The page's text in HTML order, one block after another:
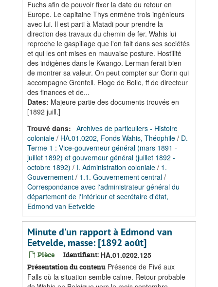
Fuchs afin de pouvoir fixer la date du retour en
Europe. Le capitaine Thys enmène trois ingénieurs
avec lui. Il est parti à Matadi pour prendre la
direction des travaux du chemin de fer. Wahis lui
reproche le gaspillage que l'on fait dans ses sociétés
et qui les ont mises en mauvaise posture. Hostilité
des indigènes dans le Kwango. Lerman ferait bien
de montrer sa valeur. On peut compter sur Gorin qui
accompagne Grenfell. Eloge de Bolle, ff de directeur
des finances et de...
Dates: Majeure partie des documents trouvés en
[1892 juill.]
Trouvé dans: Archives de particuliers - Histoire
coloniale / HA.01.0202, Fonds Wahis, Théophile / D.
Terme 1 : Vice-gouverneur général (mars 1891 -
juillet 1892) et gouverneur général (juillet 1892 -
octobre 1892) / I. Administration coloniale / 1.
Gouvernement / 1.1. Gouvernement central /
Correspondance avec l'administrateur général du
département de l'Intérieur et secrétaire d'état,
Edmond van Eetvelde
Minute d'un rapport à Edmond van
Eetvelde, masse: [1892 août]
Pièce Identifiant: HA.01.0202.125
Présentation du contenu Présence de Fivé aux
Falls où la situation semble calme. Retour probable